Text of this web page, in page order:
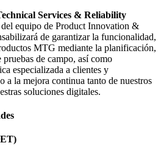
Services & Reliability
equipo de Product Innovation &
de garantizar la funcionalidad,
MTG mediante la planificación,
de campo, así como
especializada a clientes y
a la mejora continua tanto de nuestros
soluciones digitales.